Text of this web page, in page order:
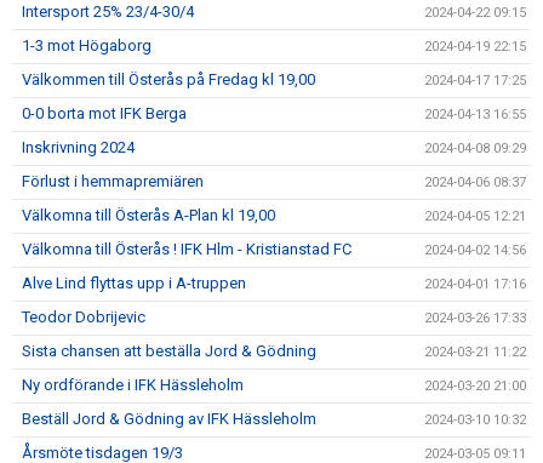
Intersport 25% 23/4-30/4 2024-04-22 09:15
1-3 mot Högaborg 2024-04-19 22:15
Välkommen till Österås på Fredag kl 19,00 2024-04-17 17:25
0-0 borta mot IFK Berga 2024-04-13 16:55
Inskrivning 2024 2024-04-08 09:29
Förlust i hemmapremiären 2024-04-06 08:37
Välkomna till Österås A-Plan kl 19,00 2024-04-05 12:21
Välkomna till Österås ! IFK Hlm - Kristianstad FC 2024-04-02 14:56
Alve Lind flyttas upp i A-truppen 2024-04-01 17:16
Teodor Dobrijevic 2024-03-26 17:33
Sista chansen att beställa Jord & Gödning 2024-03-21 11:22
Ny ordförande i IFK Hässleholm 2024-03-20 21:00
Beställ Jord & Gödning av IFK Hässleholm 2024-03-10 10:32
Årsmöte tisdagen 19/3 2024-03-05 09:11